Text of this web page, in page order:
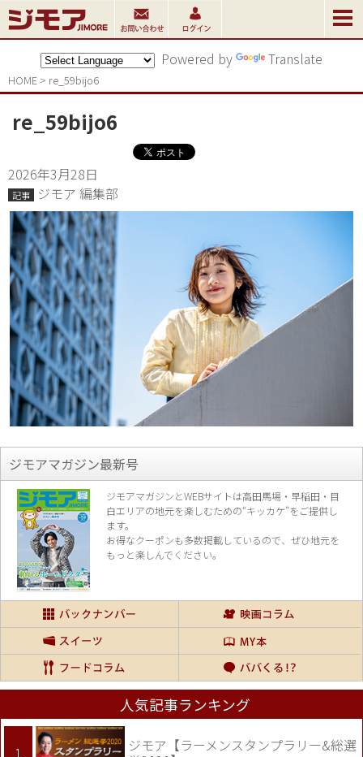
Powered by Translate
HOME > re_59bijo6
re_59bijo6
2026年3月28日
記事 ジモア 編集部
ジモアマガジン最新号
ジモアマガジンとWEBサイトは高田馬場・早稲田・目
白エリアの地元を楽しむための“キッカケ”をご提供し
ます。
お得なクーポンも多数掲載しているので、 ぜひ地元を
もっと楽しんでください。
人気記事ランキング
ジモア【ラーメンスタンプラリー&総選